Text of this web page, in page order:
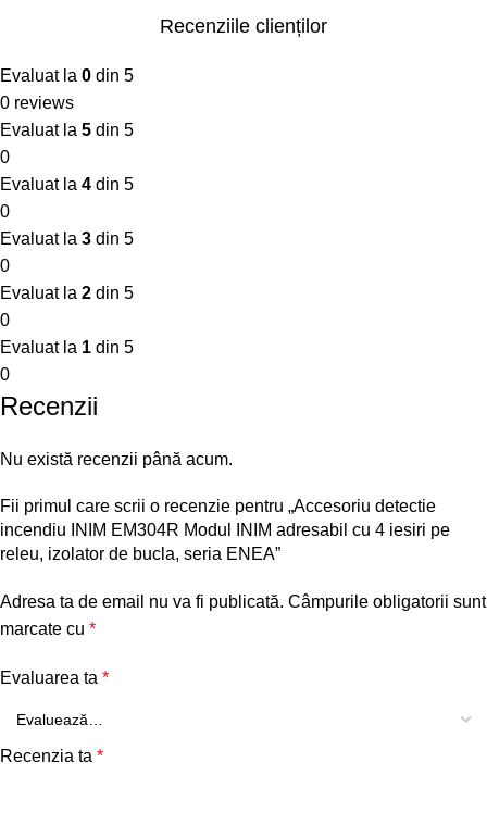
Recenziile clienților
Evaluat la 0 din 5
0 reviews
Evaluat la 5 din 5
0
Evaluat la 4 din 5
0
Evaluat la 3 din 5
0
Evaluat la 2 din 5
0
Evaluat la 1 din 5
0
Recenzii
Nu există recenzii până acum.
Fii primul care scrii o recenzie pentru „Accesoriu detectie
incendiu INIM EM304R Modul INIM adresabil cu 4 iesiri pe
releu, izolator de bucla, seria ENEA”
Adresa ta de email nu va fi publicată. Câmpurile obligatorii sunt
marcate cu *
Evaluarea ta *
Recenzia ta *